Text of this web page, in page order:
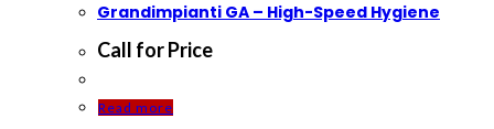
Grandimpianti GA – High-Speed Hygiene
Call for Price
Read more